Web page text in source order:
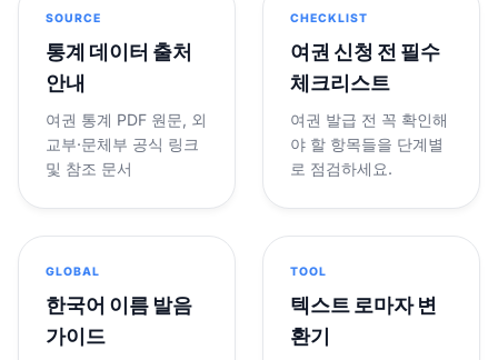
SOURCE
통계 데이터 출처
안내
여권 통계 PDF 원문, 외
교부·문체부 공식 링크
및 참조 문서
CHECKLIST
여권 신청 전 필수
체크리스트
여권 발급 전 꼭 확인해
야 할 항목들을 단계별
로 점검하세요.
GLOBAL
한국어 이름 발음
가이드
TOOL
텍스트 로마자 변
환기